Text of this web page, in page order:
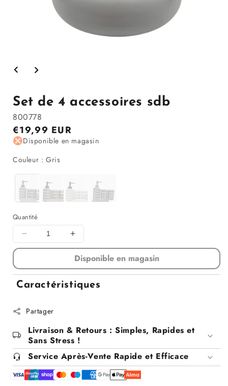
le
la
modale
Set de 4 accessoires sdb
800778
Prix
régulier
€19,99 EUR
Disponible en magasin
Couleur : GrisCouleur
Quantité
Diminuer
la
pour
Set
de
accessoires
Augmenter
la
quantité
pour
Set
de
Disponible en magasin
Caractéristiques
Partager
Livraison & Retours : Simples, Rapides et
Sans Stress !
Service Après-Vente Rapide et Efficace